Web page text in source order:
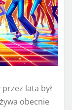
lata był
obecnie